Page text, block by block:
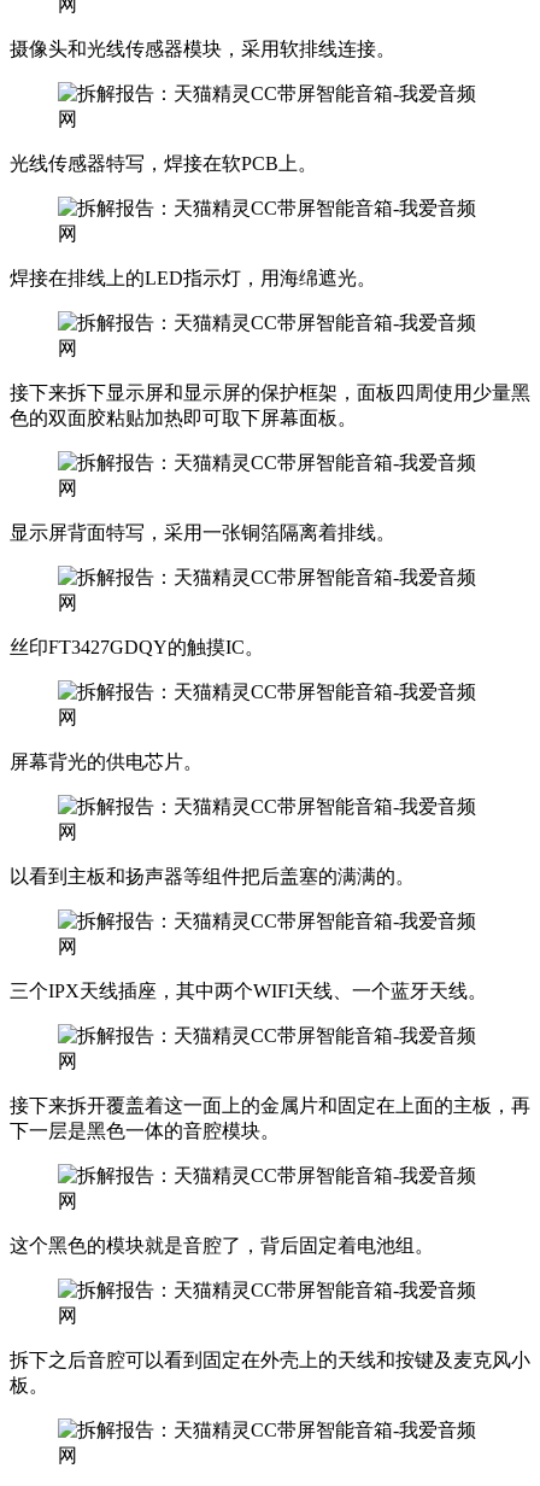
摄像头和光线传感器模块，采用软排线连接。
光线传感器特写，焊接在软PCB上。
焊接在排线上的LED指示灯，用海绵遮光。
接下来拆下显示屏和显示屏的保护框架，面板四周使用少量黑
色的双面胶粘贴加热即可取下屏幕面板。
显示屏背面特写，采用一张铜箔隔离着排线。
丝印FT3427GDQY的触摸IC。
屏幕背光的供电芯片。
以看到主板和扬声器等组件把后盖塞的满满的。
三个IPX天线插座，其中两个WIFI天线、一个蓝牙天线。
接下来拆开覆盖着这一面上的金属片和固定在上面的主板，再
下一层是黑色一体的音腔模块。
这个黑色的模块就是音腔了，背后固定着电池组。
拆下之后音腔可以看到固定在外壳上的天线和按键及麦克风小
板。